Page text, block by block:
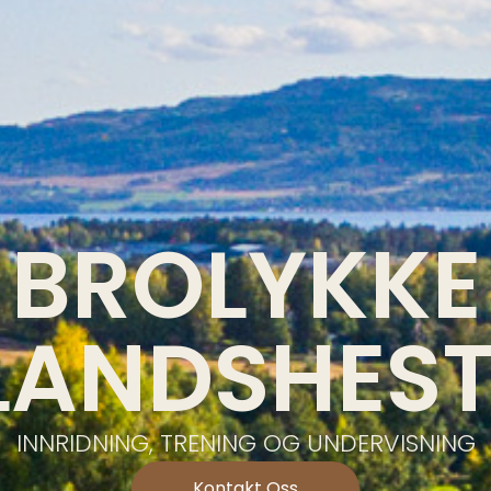
BROLYKKE
INNRIDNING, TRENING OG UNDERVISNING